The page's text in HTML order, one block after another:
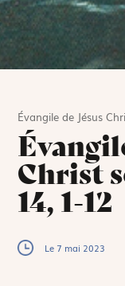
Évangile de Jésus
Christ
14, 1-12
Le 7 mai 2023